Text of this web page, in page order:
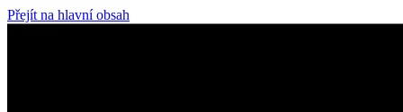
Přejít na hlavní obsah